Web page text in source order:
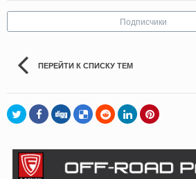
Подписчики
ПЕРЕЙТИ К СПИСКУ ТЕМ